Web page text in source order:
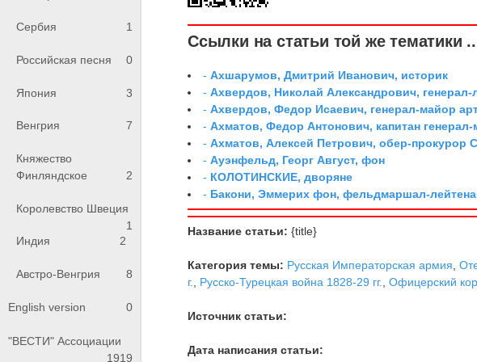
Сербия 1
Российская песня 0
Япония 3
Венгрия 7
Княжество
Финляндское
2
Королевство Швеция
1
Индия
2
Австро-Венгрия 8
English version 0
"ВЕСТИ" Ассоциации
1919
Ссылки на статьи той же тематики
-Ахшарумов, Дмитрий Иванович, историк
-Ахвердов, Николай Александрович, генерал-
-Ахвердов, Федор Исаевич, генерал-майор
-Ахматов, Федор Антонович, капитан генерал-
-Ахматов, Алексей Петрович, обер-прокурор
-Ауэнфельд, Георг Август, фон
- КОЛОТИНСКИЕ, дворяне
- Бакони, Эммерих фон, фельдмаршал-
Название статьи: {title}
Категория темы: Русская Императорская армия ,
г.
Русско-Турецкая война 1828-29 гг. ,Офицерский
Источник статьи:
Дата написания статьи: